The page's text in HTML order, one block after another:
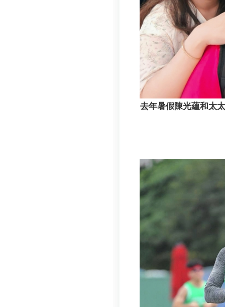
去年暑假陳光蘊和太